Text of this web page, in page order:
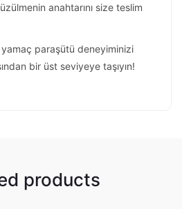
anahtarını size teslim
paraşütü deneyiminizi
bir üst seviyeye taşıyın!
products